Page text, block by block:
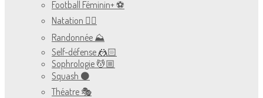
Football Féminin+ ⚽️
Natation 🏊🏻
Randonnée ⛰
Self-défense 🤼🏻
Sophrologie 💆🏼
Squash ⚫️
Théatre 🎭